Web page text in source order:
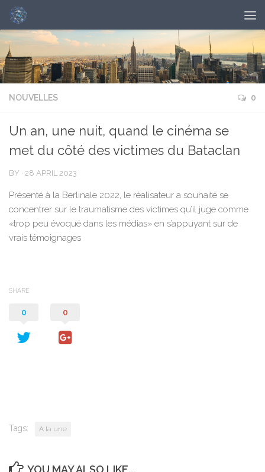
NOUVELLES 0
Un an, une nuit, quand le cinéma se
met du côté des victimes du Bataclan
BY · 28 APRIL 2023
Présenté à la Berlinale 2022, le réalisateur a souhaité se
concentrer sur le traumatisme des victimes qu’il juge comme
«trop peu évoqué dans les médias» en s’appuyant sur de
vrais témoignages
SHARE
0 0
Tags: A la une
YOU MAY ALSO LIKE...